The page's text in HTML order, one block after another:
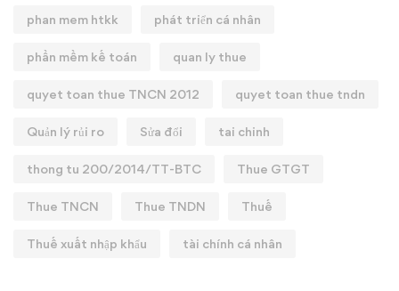
phan mem htkk phát triển cá nhân
phần mềm kế toán quan ly thue
quyet toan thue TNCN 2012 quyet toan thue tndn
Quản lý rủi ro Sửa đổi tai chinh
thong tu 200/2014/TT-BTC Thue GTGT
Thue TNCN Thue TNDN Thuế
Thuế xuất nhập khẩu tài chính cá nhân